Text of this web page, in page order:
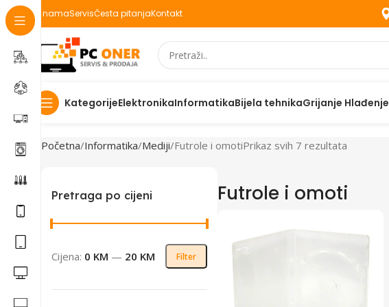
O namaServisČesta pitanjaKontakt
KategorijeElektronikaInformatikaBijela tehnikaGrijanje Hlađenje
Početna Informatika Mediji Futrole i omotiPrikaz svih 7 rezultata
Pretraga po cijeni
Filter
Cijena: 0 KM — 20 KM
Futrole i omoti